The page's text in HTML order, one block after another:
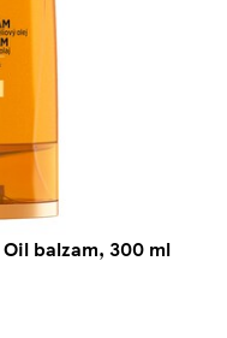
balzam, 300 ml